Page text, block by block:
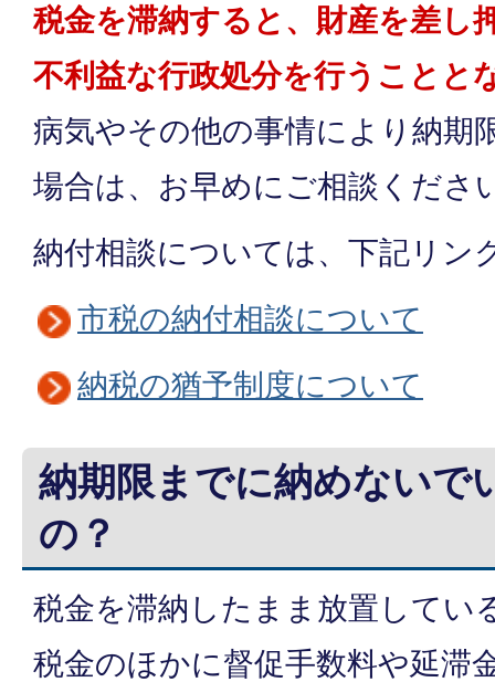
税金を滞納すると、財産を差し
不利益な行政処分を行うことと
病気やその他の事情により納期
場合は、お早めにご相談くださ
納付相談については、下記リン
市税の納付相談について
納税の猶予制度について
納期限までに納めないで
の？
税金を滞納したまま放置してい
税金のほかに督促手数料や延滞